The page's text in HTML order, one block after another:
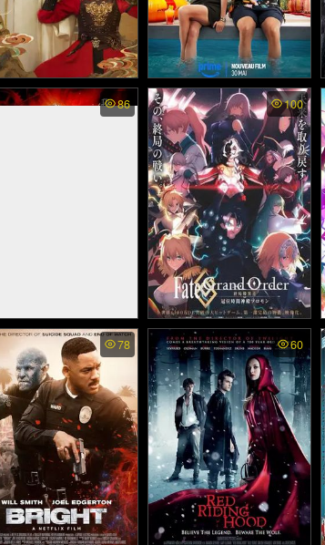
Demon พากย์ไทย - ลว
งรักแม่เสือสาว (2025)
An Endless Wedding ซับไ
ทย (2025)
86
stay night: Unlimited
Works (Movie) พาก
ย - เฟท สเตย์ ไนท์: เวท
สตรา มหาสงครามจอก
สิทธิ์ เดอะมูฟวี่ (2010)
100
Fate/Grand Order: Final S
ingularity - Grand Temple
of Time: Solomon ซับไทย
- เฟท/แกรนด์ ออเดอร์: จุดเ
อกฐานสุดท้าย มหาวิหารแห่
งกาลเวลา โซโลมอน (202
1)
78 60